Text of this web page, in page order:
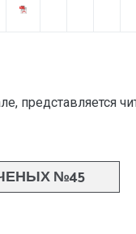
представляется
№45